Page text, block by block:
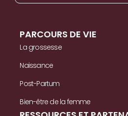
PARCOURS DE VIE
La grossesse
Naissance
Post-Partum
Bien-être de la femme